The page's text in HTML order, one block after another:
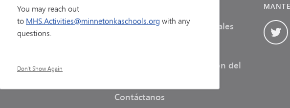
de Minnetonka
comarcal 101
Oportunidades profesionales
Solicitudes de actualización del
Contáctanos
You may reach out
to MHS.Activities@minnetonkaschools.org with any
questions.
Don't Show Again